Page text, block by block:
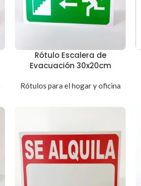
Rótulo Escalera de
Evacuación 30x20cm
Rótulos para el hogar y oficina